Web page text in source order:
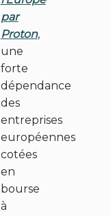
par
Proton,
une
forte
dépendance
des
entreprises
européennes
cotées
en
bourse
à